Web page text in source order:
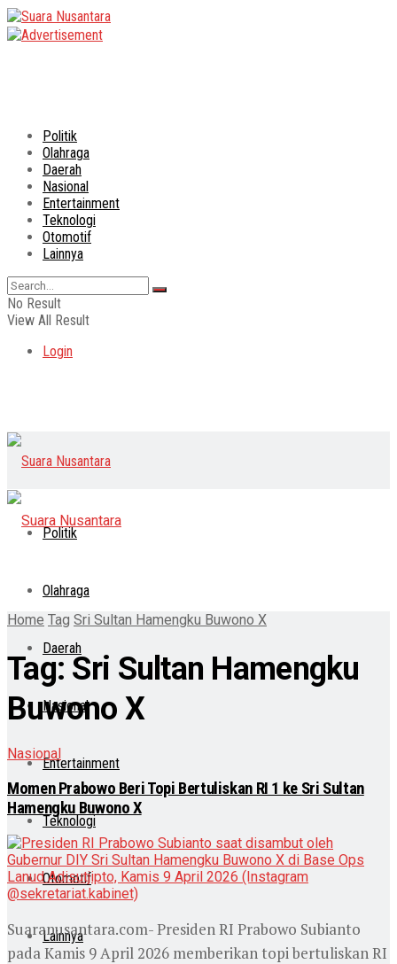
Politik
Olahraga
Daerah
Nasional
Entertainment
Teknologi
Otomotif
Lainnya
No Result
View All Result
Login
Politik
Olahraga
Daerah
Nasional
Entertainment
Teknologi
Otomotif
Lainnya
Home Tag Sri Sultan Hamengku Buwono X
Tag: Sri Sultan Hamengku
Buwono X
Nasional
Momen Prabowo Beri Topi Bertuliskan RI 1 ke Sri Sultan
Hamengku Buwono X
Suaranusantara.com- Presiden RI Prabowo Subianto
pada Kamis 9 April 2026 memberikan topi bertuliskan RI